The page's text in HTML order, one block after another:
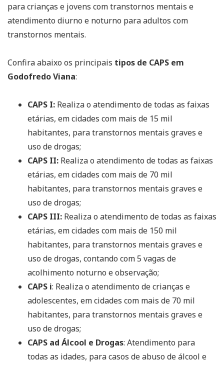
para crianças e jovens com transtornos mentais e
atendimento diurno e noturno para adultos com
transtornos mentais.
Confira abaixo os principais tipos de CAPS em
Godofredo Viana:
CAPS I: Realiza o atendimento de todas as faixas
etárias, em cidades com mais de 15 mil
habitantes, para transtornos mentais graves e
uso de drogas;
CAPS II: Realiza o atendimento de todas as faixas
etárias, em cidades com mais de 70 mil
habitantes, para transtornos mentais graves e
uso de drogas;
CAPS III: Realiza o atendimento de todas as faixas
etárias, em cidades com mais de 150 mil
habitantes, para transtornos mentais graves e
uso de drogas, contando com 5 vagas de
acolhimento noturno e observação;
CAPS i: Realiza o atendimento de crianças e
adolescentes, em cidades com mais de 70 mil
habitantes, para transtornos mentais graves e
uso de drogas;
CAPS ad Álcool e Drogas: Atendimento para
todas as idades, para casos de abuso de álcool e